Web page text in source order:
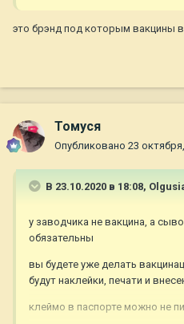
это брэнд под которым вакцины
Томуся
Опубликовано 23
В 23.10.2020 в 18:08,
у заводчика не вакцина, а
обязательны
вы будете уже делать
будут наклейки, печати и
клеймо в паспорте можно не